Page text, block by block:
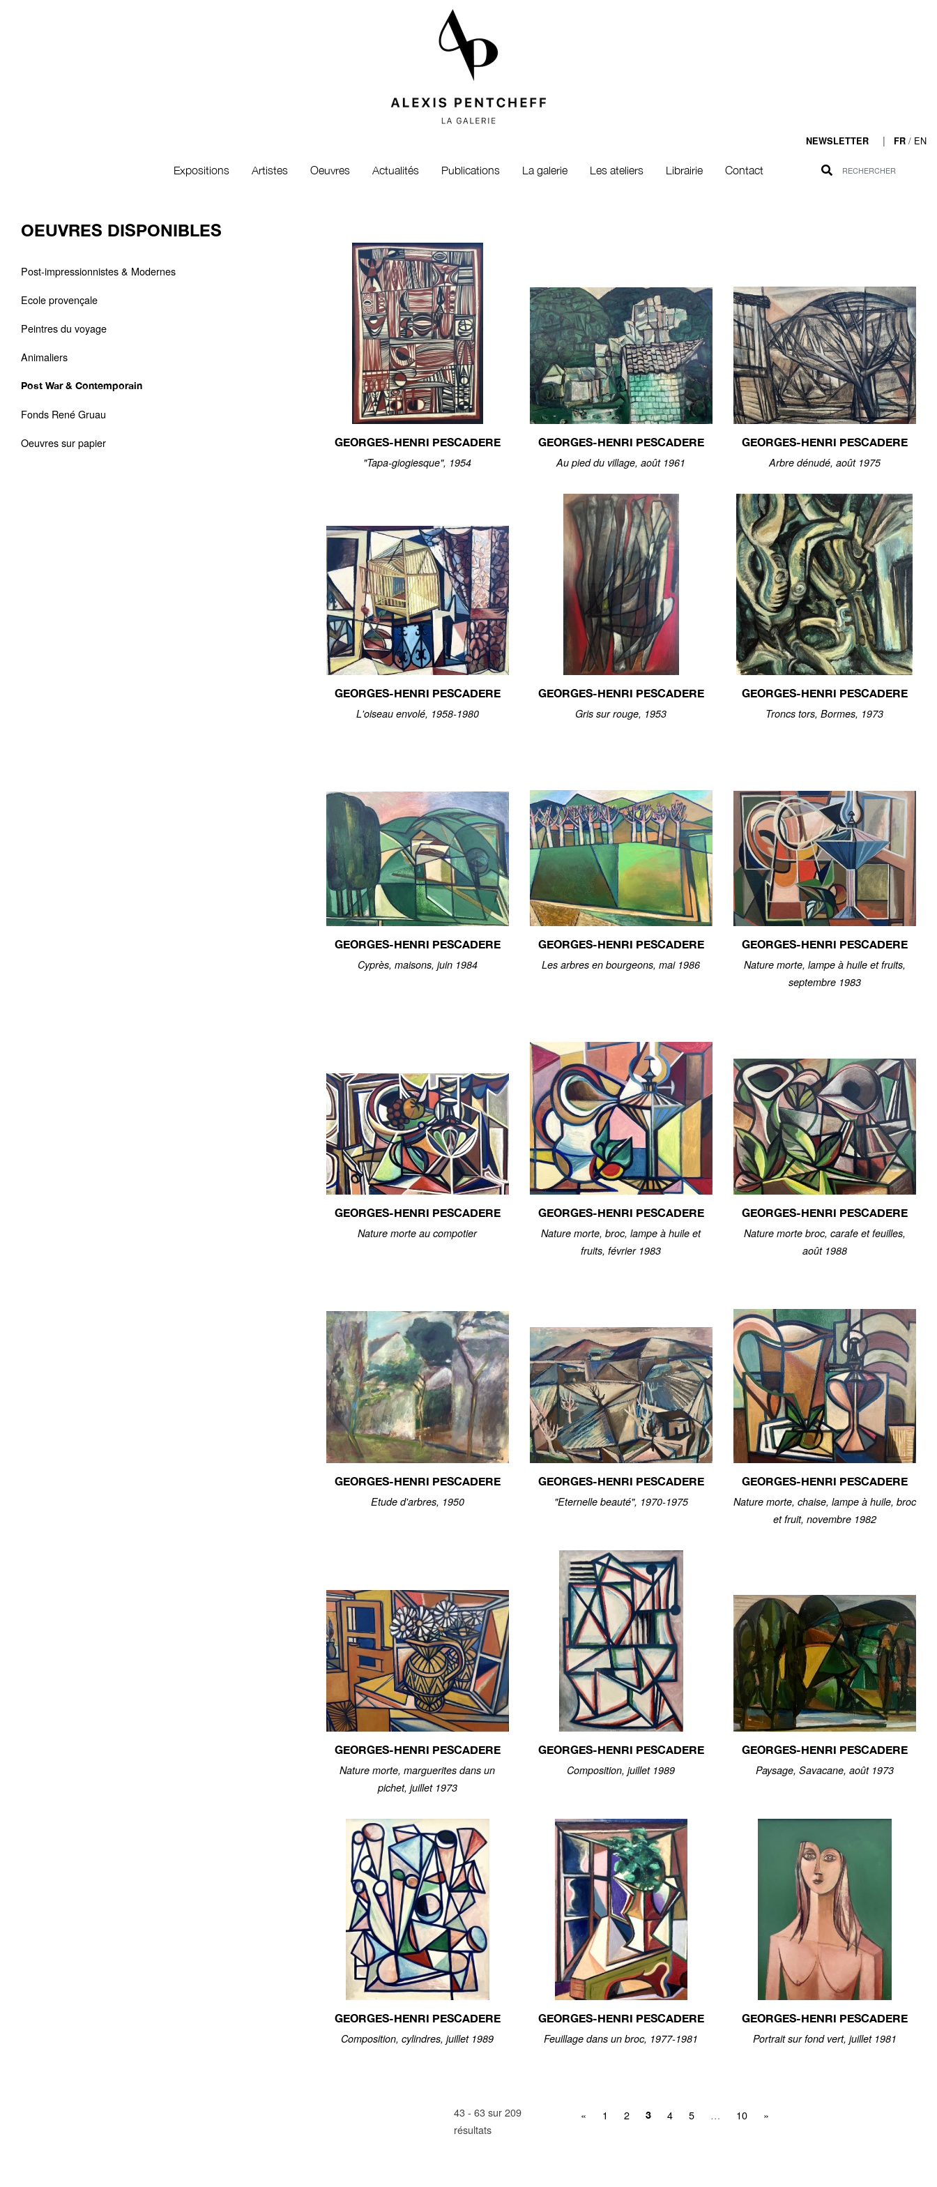
NEWSLETTER | FR / EN
Expositions Artistes Oeuvres Actualités Publications La galerie Les ateliers Librairie Contact
OEUVRES DISPONIBLES
Post-impressionnistes & Modernes
Ecole provençale
Peintres du voyage
Animaliers
Post War & Contemporain
Fonds René Gruau
Oeuvres sur papier
GEORGES-HENRI PESCADERE
"Tapa-giogiesque", 1954
GEORGES-HENRI PESCADERE
Au pied du village, août 1961
GEORGES-HENRI PESCADERE
Arbre dénudé, août 1975
GEORGES-HENRI PESCADERE
L'oiseau envolé, 1958-1980
GEORGES-HENRI PESCADERE
Gris sur rouge, 1953
GEORGES-HENRI PESCADERE
Troncs tors, Bormes, 1973
GEORGES-HENRI PESCADERE
Cyprès, maisons, juin 1984
GEORGES-HENRI PESCADERE
Les arbres en bourgeons, mai 1986
GEORGES-HENRI PESCADERE
Nature morte, lampe à huile et fruits,
septembre 1983
GEORGES-HENRI PESCADERE
Nature morte au compotier
GEORGES-HENRI PESCADERE
Nature morte, broc, lampe à huile et
fruits, février 1983
GEORGES-HENRI PESCADERE
Nature morte broc, carafe et feuilles,
août 1988
GEORGES-HENRI PESCADERE
Etude d'arbres, 1950
GEORGES-HENRI PESCADERE
"Eternelle beauté", 1970-1975
GEORGES-HENRI PESCADERE
Nature morte, chaise, lampe à huile, broc
et fruit, novembre 1982
GEORGES-HENRI PESCADERE
Nature morte, marguerites dans un
pichet, juillet 1973
GEORGES-HENRI PESCADERE
Composition, juillet 1989
GEORGES-HENRI PESCADERE
Paysage, Savacane, août 1973
GEORGES-HENRI PESCADERE
Composition, cylindres, juillet 1989
GEORGES-HENRI PESCADERE
Feuillage dans un broc, 1977-1981
GEORGES-HENRI PESCADERE
Portrait sur fond vert, juillet 1981
43 - 63 sur 209
résultats
« 1 2 3 4 5 … 10 »